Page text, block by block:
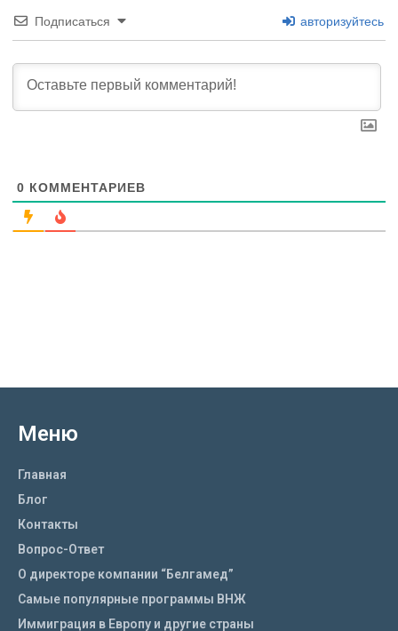
Подписаться авторизуйтесь
0 КОММЕНТАРИЕВ
Меню
Главная
Блог
Контакты
Вопрос-Ответ
О директоре компании “Белгамед”
Самые популярные программы ВНЖ
Иммиграция в Европу и другие страны